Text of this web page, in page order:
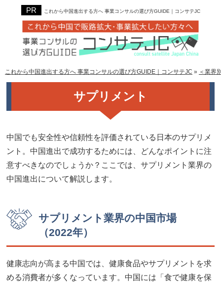
これから中国進出する方へ 事業コンサルの選び方GUIDE｜コンサテJC
これから中国進出する方へ 事業コンサルの選び方GUIDE｜コンサテJC » ＜業界
サプリメント
中国でも安全性や信頼性を評価されている日本のサプリメ
ント。中国進出で成功するためには、どんなポイントに注
意すべきなのでしょうか？ここでは、サプリメント業界の
中国進出について解説します。
サプリメント業界の中国市場
（2022年）
健康志向が高まる中国では、健康食品やサプリメントを求
める消費者が多くなっています。中国には「食で健康を保